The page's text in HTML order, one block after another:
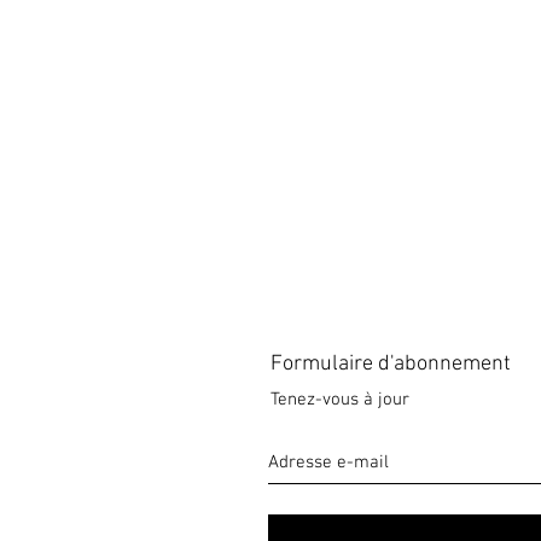
Formulaire d'abonnement
Tenez-vous à jour